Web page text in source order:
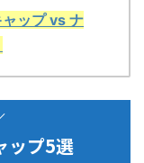
ップ vs ナ
ップ5選